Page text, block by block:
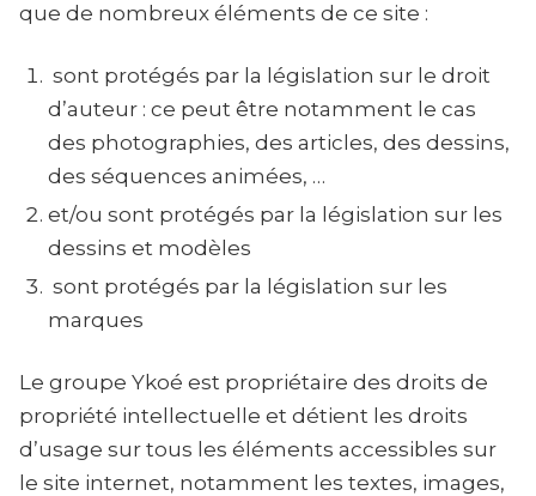
que de nombreux éléments de ce site :
sont protégés par la législation sur le droit
d’auteur : ce peut être notamment le cas
des photographies, des articles, des dessins,
des séquences animées, …
et/ou sont protégés par la législation sur les
dessins et modèles
sont protégés par la législation sur les
marques
Le groupe Ykoé est propriétaire des droits de
propriété intellectuelle et détient les droits
d’usage sur tous les éléments accessibles sur
le site internet, notamment les textes, images,